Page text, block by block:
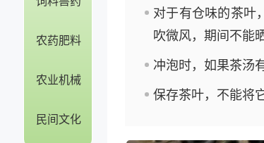
农药肥料
农业机械
民间文化
对于有仓味的茶叶
吹微风，期间不能
冲泡时，如果茶汤
保存茶叶，不能将